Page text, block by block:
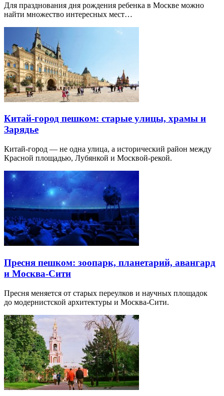
Для празднования дня рождения ребенка в Москве можно
найти множество интересных мест…
Китай-город пешком: старые улицы, храмы и
Зарядье
Китай-город — не одна улица, а исторический район между
Красной площадью, Лубянкой и Москвой-рекой.
Пресня пешком: зоопарк, планетарий, авангард
и Москва-Сити
Пресня меняется от старых переулков и научных площадок
до модернистской архитектуры и Москва-Сити.